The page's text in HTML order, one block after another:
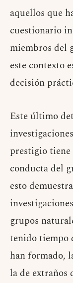
aquellos que
cuestionario
miembros del
este contexto
decisión
Este último
prestigio
conducta del
esto
grupos
tenido tiempo
han formado,
la de extraños